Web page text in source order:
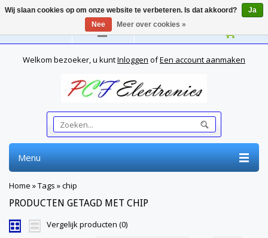
Nederlands
Welkom bezoeker, u kuntInloggen ofEen account aanmaken
Menu
Home »Tags »chip
PRODUCTEN GETAGD MET CHIP
Vergelijk producten (0)
Wij slaan cookies op om onze website te verbeteren. Is dat akkoord?
Ja
Nee
Meer over cookies »